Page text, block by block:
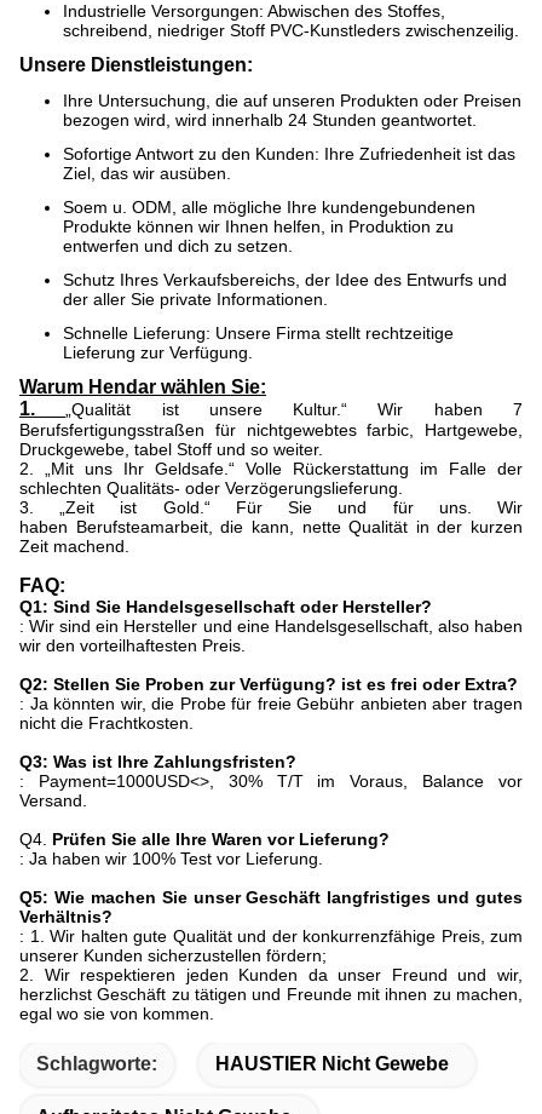
Industrielle Versorgungen: Abwischen des Stoffes,
schreibend, niedriger Stoff PVC-Kunstleders zwischenzeilig.
Unsere Dienstleistungen:
Ihre Untersuchung, die auf unseren Produkten oder Preisen
bezogen wird, wird innerhalb 24 Stunden geantwortet.
Sofortige Antwort zu den Kunden: Ihre Zufriedenheit ist das
Ziel, das wir ausüben.
Soem u. ODM, alle mögliche Ihre kundengebundenen
Produkte können wir Ihnen helfen, in Produktion zu
entwerfen und dich zu setzen.
Schutz Ihres Verkaufsbereichs, der Idee des Entwurfs und
der aller Sie private Informationen.
Schnelle Lieferung: Unsere Firma stellt rechtzeitige
Lieferung zur Verfügung.
Warum Hendar wählen Sie:
1.
„Qualität ist unsere Kultur.“ Wir haben 7
Berufsfertigungsstraßen für nichtgewebtes farbic, Hartgewebe,
Druckgewebe, tabel Stoff und so weiter.
2.
„Mit uns Ihr Geldsafe.“ Volle Rückerstattung im Falle der
schlechten Qualitäts- oder Verzögerungslieferung.
3. „Zeit ist Gold.“ Für Sie und für uns. Wir
haben Berufsteamarbeit, die kann, nette Qualität in der kurzen
Zeit machend.
FAQ:
Q1: Sind Sie Handelsgesellschaft oder Hersteller?
: Wir sind ein Hersteller und eine Handelsgesellschaft, also haben
wir den vorteilhaftesten Preis.
Q2: Stellen Sie Proben zur Verfügung? ist es frei oder Extra?
: Ja könnten wir, die Probe für freie Gebühr anbieten aber tragen
nicht die Frachtkosten.
Q3: Was ist Ihre Zahlungsfristen?
: Payment=1000USD<>, 30% T/T im Voraus, Balance vor
Versand.
Q4. Prüfen Sie alle Ihre Waren vor Lieferung?
: Ja haben wir 100% Test vor Lieferung.
Q5: Wie machen Sie unser Geschäft langfristiges und gutes
Verhältnis?
: 1. Wir halten gute Qualität und der konkurrenzfähige Preis, zum
unserer Kunden sicherzustellen fördern;
2. Wir respektieren jeden Kunden da unser Freund und wir,
herzlichst Geschäft zu tätigen und Freunde mit ihnen zu machen,
egal wo sie von kommen.
Schlagworte: HAUSTIER Nicht Gewebe